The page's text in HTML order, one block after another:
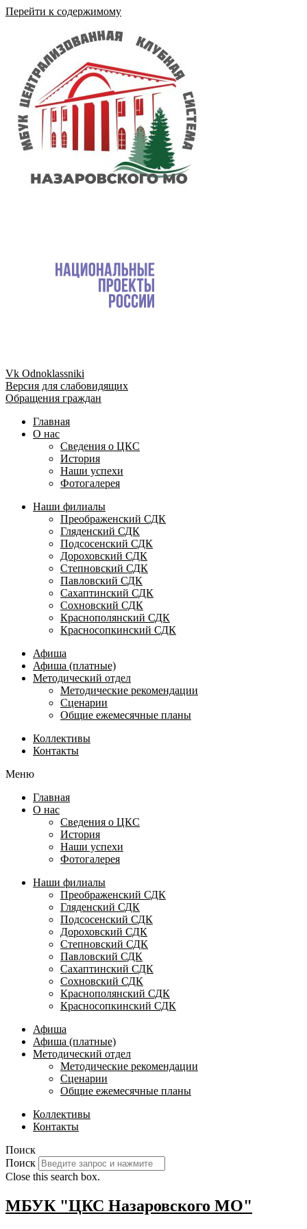
Перейти к содержимому
Vk Odnoklassniki
Версия для слабовидящих
Обращения граждан
Главная
О нас
Сведения о ЦКС
История
Наши успехи
Фотогалерея
Наши филиалы
Преображенский СДК
Гляденский СДК
Подсосенский СДК
Дороховский СДК
Степновский СДК
Павловский СДК
Сахаптинский СДК
Сохновский СДК
Краснополянский СДК
Красносопкинский СДК
Афиша
Афиша (платные)
Методический отдел
Методические рекомендации
Сценарии
Общие ежемесячные планы
Коллективы
Контакты
Меню
Главная
О нас
Сведения о ЦКС
История
Наши успехи
Фотогалерея
Наши филиалы
Преображенский СДК
Гляденский СДК
Подсосенский СДК
Дороховский СДК
Степновский СДК
Павловский СДК
Сахаптинский СДК
Сохновский СДК
Краснополянский СДК
Красносопкинский СДК
Афиша
Афиша (платные)
Методический отдел
Методические рекомендации
Сценарии
Общие ежемесячные планы
Коллективы
Контакты
Поиск
Поиск
Close this search box.
МБУК "ЦКС Назаровского МО"